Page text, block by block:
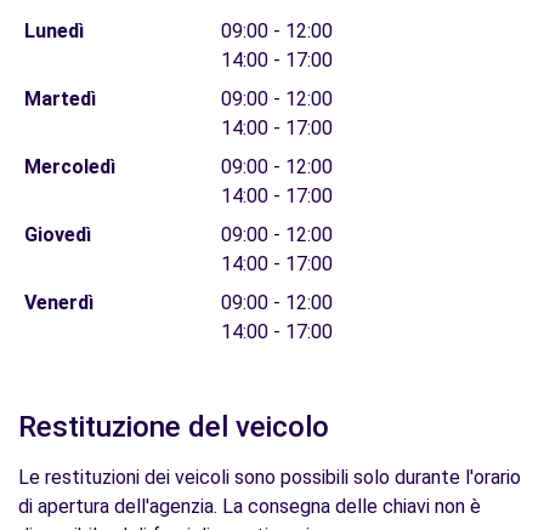
Lunedì
09:00 - 12:00
14:00 - 17:00
Martedì
09:00 - 12:00
14:00 - 17:00
Mercoledì
09:00 - 12:00
14:00 - 17:00
Giovedì
09:00 - 12:00
14:00 - 17:00
Venerdì
09:00 - 12:00
14:00 - 17:00
Restituzione del veicolo
Le restituzioni dei veicoli sono possibili solo durante l'orario
di apertura dell'agenzia. La consegna delle chiavi non è